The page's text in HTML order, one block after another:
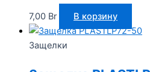
7,00 Br В корзину
Защелки